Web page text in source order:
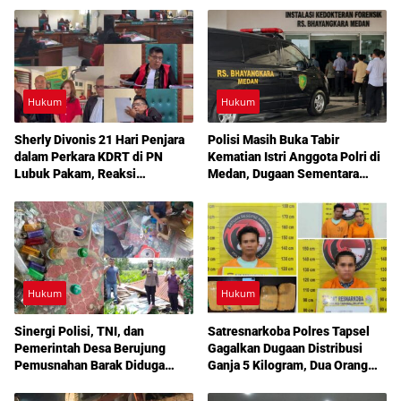
Hukum
Sherly Divonis 21 Hari Penjara
dalam Perkara KDRT di PN
Lubuk Pakam, Reaksi
Banding Jadi Sorotan
Hukum
Polisi Masih Buka Tabir
Kematian Istri Anggota Polri di
Medan, Dugaan Sementara
Hukum
Sinergi Polisi, TNI, dan
Pemerintah Desa Berujung
Pemusnahan Barak Diduga
Hukum
Satresnarkoba Polres Tapsel
Gagalkan Dugaan Distribusi
Ganja 5 Kilogram, Dua Orang